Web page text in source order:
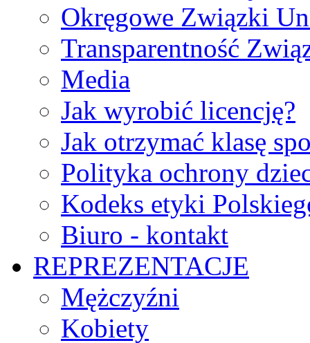
Okręgowe Związki
Transparentność
Media
Jak wyrobić licencję?
Jak otrzymać klasę
Polityka ochrony
Kodeks etyki
Biuro - kontakt
REPREZENTACJE
Mężczyźni
Kobiety